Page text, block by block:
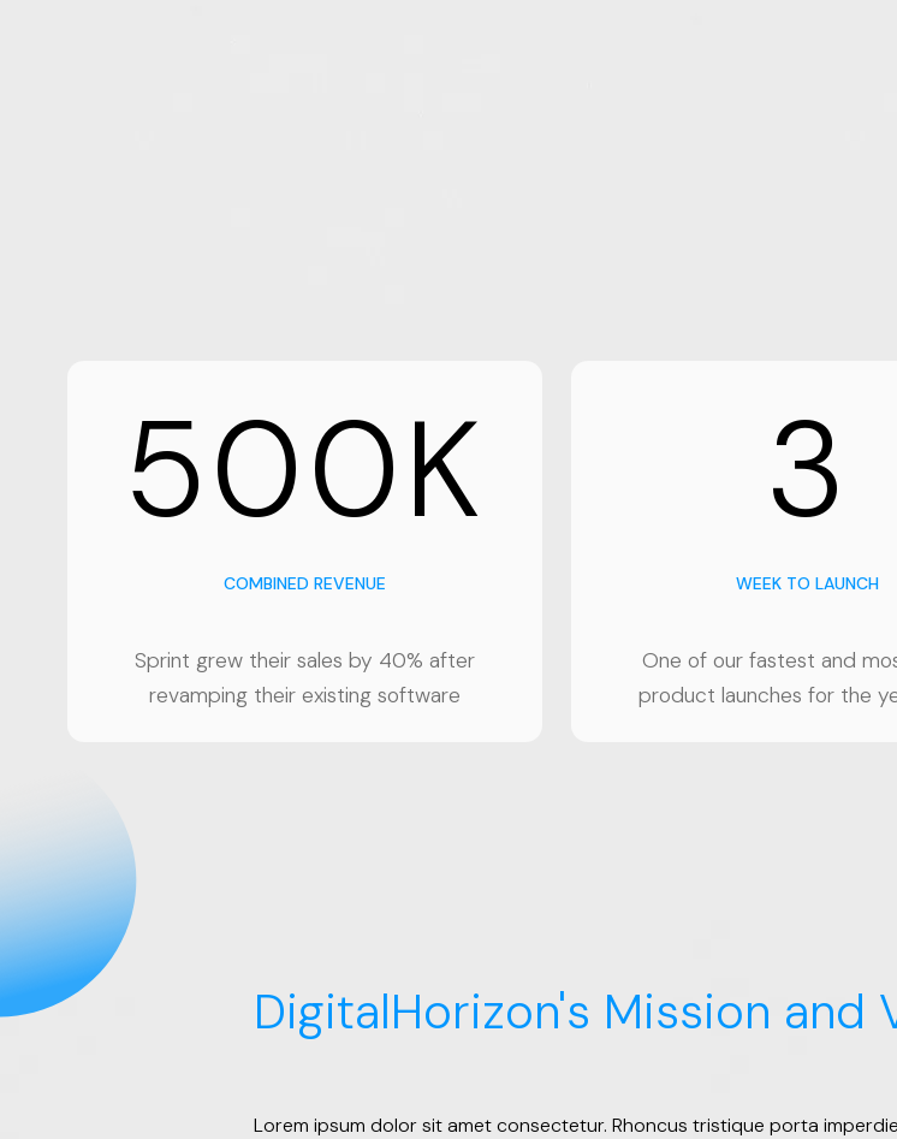
500K
COMBINED REVENUE
Sprint grew their sales by 40% after
revamping their existing software
3
WEEK TO LAUNCH
One of our fastest and
product launches for the
DigitalHorizon's Mission and
Lorem ipsum dolor sit amet consectetur. Rhoncus tristique porta